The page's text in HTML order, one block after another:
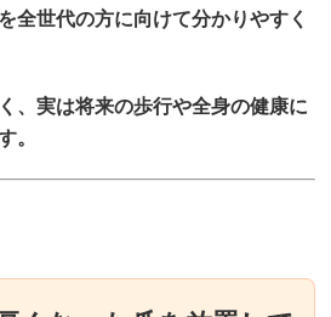
全世代の方に向けて分かりやすく
、実は将来の歩行や全身の健康に
。